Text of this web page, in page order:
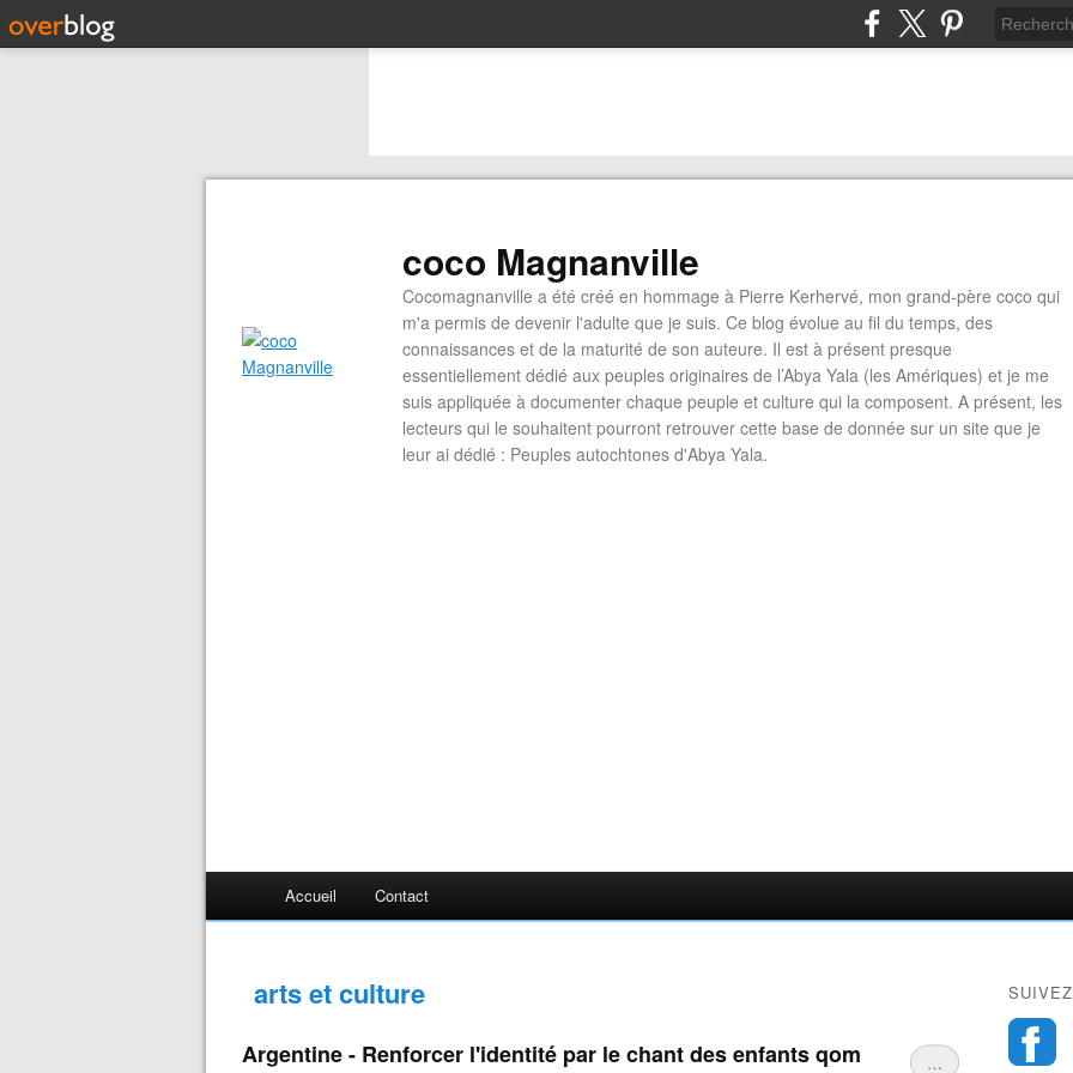
coco Magnanville
Cocomagnanville a été créé en hommage à Pierre Kerhervé, mon grand-père coco qui
m'a permis de devenir l'adulte que je suis. Ce blog évolue au fil du temps, des
connaissances et de la maturité de son auteure. Il est à présent presque
essentiellement dédié aux peuples originaires de l’Abya Yala (les Amériques) et je me
suis appliquée à documenter chaque peuple et culture qui la composent. A présent, les
lecteurs qui le souhaitent pourront retrouver cette base de donnée sur un site que je
leur ai dédié : Peuples autochtones d'Abya Yala.
Accueil Contact
arts et culture
…
Argentine - Renforcer l'identité par le chant des enfants qom